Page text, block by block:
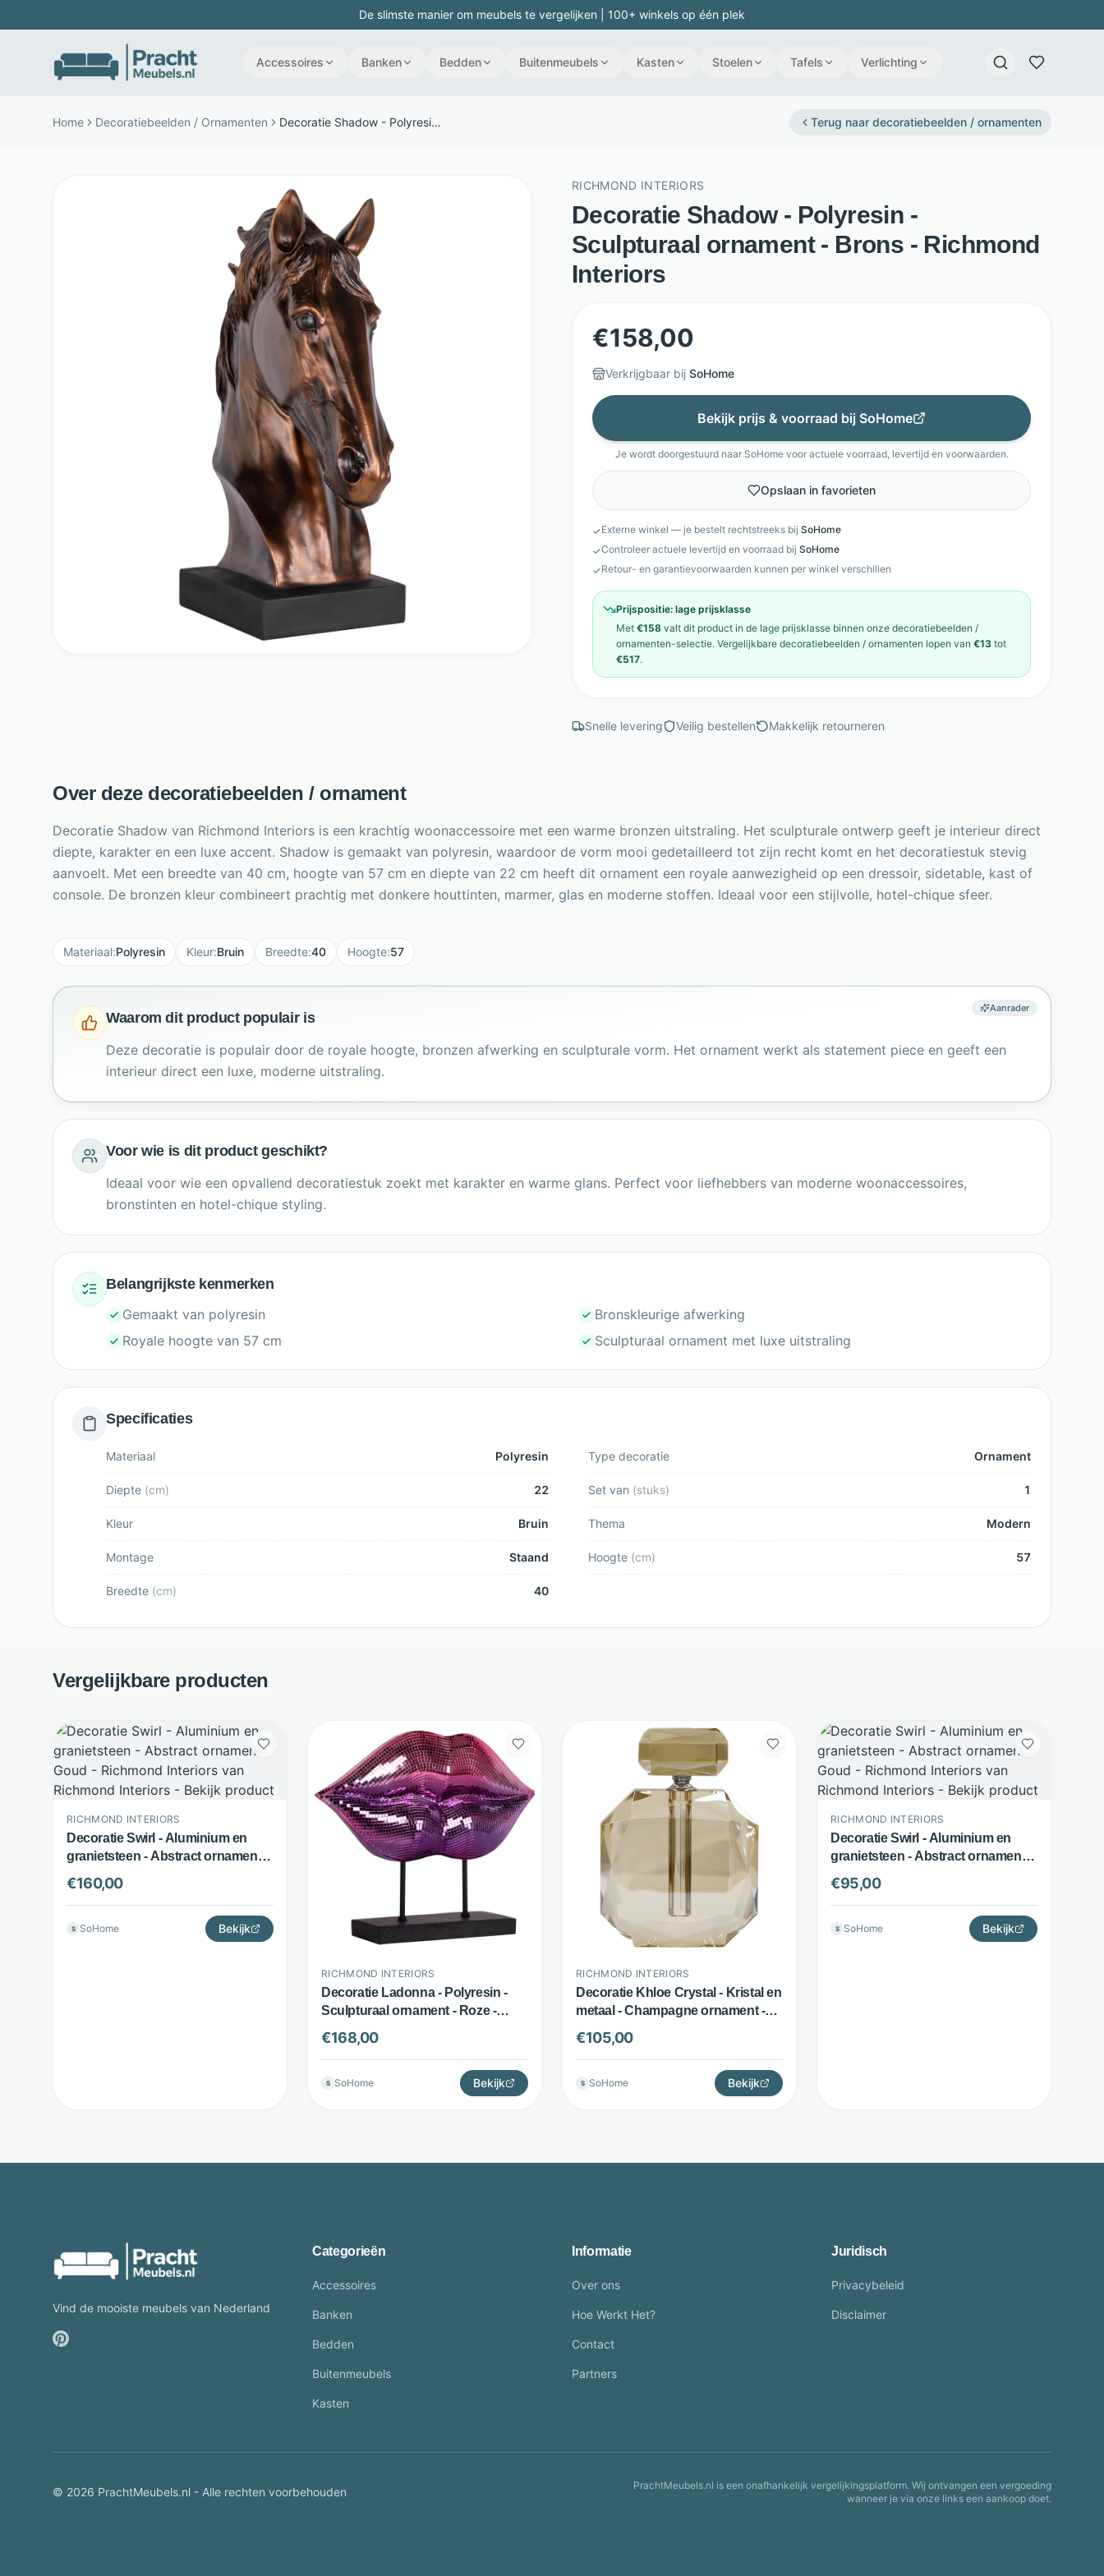
De slimste manier om meubels te vergelijken | 100+ winkels op één plek
Accessoires Banken Bedden Buitenmeubels Kasten Stoelen Tafels Verlichting
Home Decoratiebeelden / Ornamenten Decoratie Shadow - Polyresin - Sculpturaal ornament - Brons - Richmond Interiors Terug naar decoratiebeelden / ornamenten
RICHMOND INTERIORS
Decoratie Shadow - Polyresin -
Sculpturaal ornament - Brons - Richmond
Interiors
€158,00
Verkrijgbaar bij SoHome
Bekijk prijs & voorraad bij SoHome
Je wordt doorgestuurd naar SoHomevoor actuele voorraad, levertijd en voorwaarden.
Opslaan in favorieten
✓Externe winkel — je bestelt rechtstreeks bij SoHome
✓Controleer actuele levertijd en voorraad bij SoHome
✓Retour- en garantievoorwaarden kunnen per winkel verschillen
Prijspositie: lage prijsklasse
Met €158 valt dit product in de lage prijsklasse binnen onze decoratiebeelden /
ornamenten-selectie. Vergelijkbare decoratiebeelden / ornamenten lopen van €13 tot
€517.
Snelle levering Veilig bestellen Makkelijk retourneren
Over deze decoratiebeelden / ornament
Decoratie Shadow van Richmond Interiors is een krachtig woonaccessoire met een warme bronzen uitstraling. Het sculpturale ontwerp geeft je interieur direct
diepte, karakter en een luxe accent. Shadow is gemaakt van polyresin, waardoor de vorm mooi gedetailleerd tot zijn recht komt en het decoratiestuk stevig
aanvoelt. Met een breedte van 40 cm, hoogte van 57 cm en diepte van 22 cm heeft dit ornament een royale aanwezigheid op een dressoir, sidetable, kast of
console. De bronzen kleur combineert prachtig met donkere houttinten, marmer, glas en moderne stoffen. Ideaal voor een stijlvolle, hotel-chique sfeer.
Materiaal:Polyresin Kleur:Bruin Breedte:40 Hoogte:57
Aanrader
Waarom dit product populair is
Deze decoratie is populair door de royale hoogte, bronzen afwerking en sculpturale vorm. Het ornament werkt als statement piece en geeft een
interieur direct een luxe, moderne uitstraling.
Voor wie is dit product geschikt?
Ideaal voor wie een opvallend decoratiestuk zoekt met karakter en warme glans. Perfect voor liefhebbers van moderne woonaccessoires,
bronstinten en hotel-chique styling.
Belangrijkste kenmerken
Gemaakt van polyresin
Bronskleurige afwerking
Royale hoogte van 57 cm
Sculpturaal ornament met luxe uitstraling
Specificaties
Materiaal Polyresin Type decoratie Ornament
Diepte (cm) 22 Set van (stuks) 1
Kleur Bruin Thema Modern
Montage Staand Hoogte (cm) 57
Breedte (cm) 40
Vergelijkbare producten
RICHMOND INTERIORS
Decoratie Swirl - Aluminium en
granietsteen - Abstract ornament -
Goud - Richmond Interiors
€160,00
S SoHome Bekijk
RICHMOND INTERIORS
Decoratie Ladonna - Polyresin -
Sculpturaal ornament - Roze -
Richmond Interiors
€168,00
S SoHome Bekijk
RICHMOND INTERIORS
Decoratie Khloe Crystal - Kristal en
metaal - Champagne ornament -
Beige - Richmond Interiors
€105,00
S SoHome Bekijk
RICHMOND INTERIORS
Decoratie Swirl - Aluminium en
granietsteen - Abstract ornament -
Goud - Richmond Interiors
€95,00
S SoHome Bekijk
Vind de mooiste meubels van Nederland
Categorieën
Accessoires
Banken
Bedden
Buitenmeubels
Kasten
Informatie
Over ons
Hoe Werkt Het?
Contact
Partners
Juridisch
Privacybeleid
Disclaimer
© 2026 PrachtMeubels.nl - Alle rechten voorbehouden
PrachtMeubels.nl is een onafhankelijk vergelijkingsplatform. Wij ontvangen een vergoeding
wanneer je via onze links een aankoop doet.